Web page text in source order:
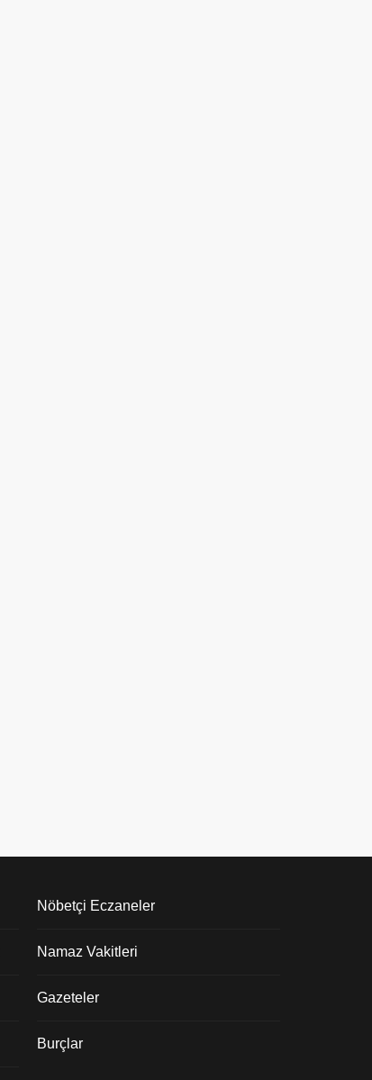
Nöbetçi Eczaneler
Namaz Vakitleri
Gazeteler
Burçlar